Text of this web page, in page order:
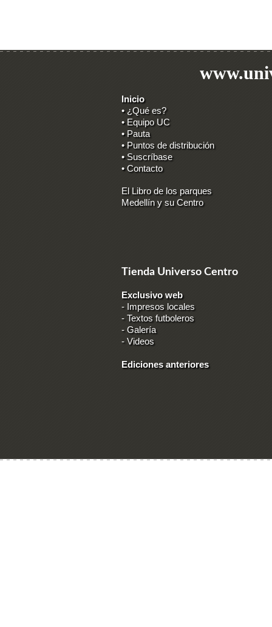
Inicio
• ¿Qué es?
• Equipo UC
• Pauta
• Puntos de distribución
• Suscríbase
• Contacto
El Libro de los parques
Medellín y su Centro
Tienda Universo Centro
Exclusivo web
- Impresos locales
- Textos futboleros
-Galería
-Videos
Ediciones anteriores